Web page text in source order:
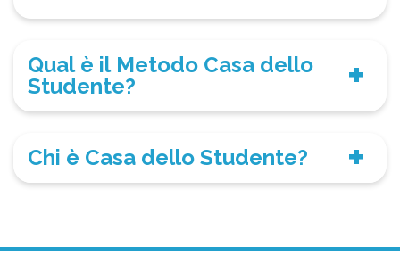
Qual è il Metodo Casa dello
Studente?
Chi è Casa dello Studente?